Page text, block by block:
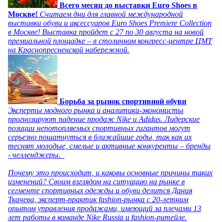
Всего месяц до выставки Euro Shoes в
Москве! Считаем дни для главной международной
выставки обуви и аксессуаров Euro Shoes Premiere Collection
в Москве! Выставка пройдет с 27 по 30 августа на новой
премиальной площадке – в столичном конгресс-центре ЦМТ
на Краснопресненской набережной.
Борьба за рынок спортивной обуви
Эксперты модного рынка и аналитики-экономисты
прогнозируют падение продаж Nike и Adidas. Лидерские
позиции непотопляемых спортивных гигантов могут
серьезно пошатнуться в ближайшие годы, так как их
теснят молодые, смелые и активные конкуренты – бренды
- челленджеры.
Почему это происходит, и каковы основные причины таких
изменений? Своим взглядом на ситуацию на рынке в
сегменте спортивных одежды и обуви делится Дания
Ткачева, эксперт-практик fashion-рынка с 20-летним
опытом управления продажами, имеющий за плечами 13
лет работы в команде Nike Russia и fashion-ритейле.